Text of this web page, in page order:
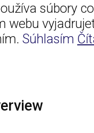
súbory
webu
Súhlasím